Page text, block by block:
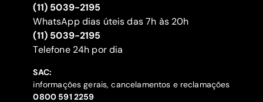
(11) 5039-2195
WhatsApp dias úteis das 7h às 20h
(11) 5039-2195
‍Telefone 24h por dia
SAC:
informações gerais, cancelamentos e reclamações
‍0800 591 2259